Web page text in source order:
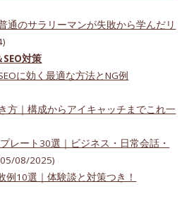
通のサラリーマンが失敗から学んだリ
対策
に効く最適な方法とNG例
方｜構成からアイキャッチまでこれ一
プレート30選｜ビジネス・日常会話・
08/2025)
例10選｜体験談と対策つき！